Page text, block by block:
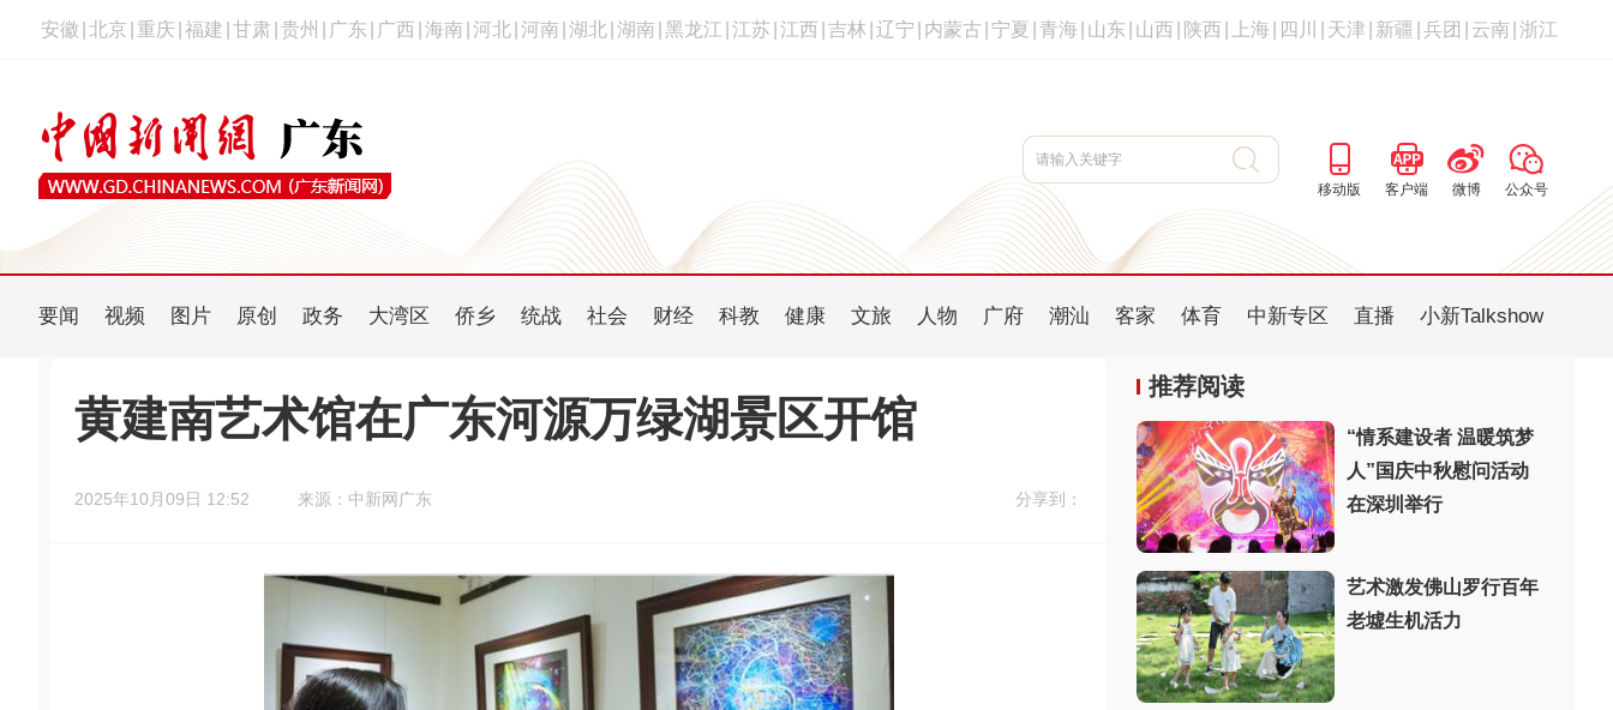
安徽 北京 重庆 福建 甘肃 贵州 广东 广西 海南 河北 河南 湖北 湖南 黑龙江 江苏 江西 吉林 辽宁 内蒙古 宁夏 青海 山东 山西 陕西 上海 四川 天津 新疆 兵团 云南 浙江
移动版 客户端 微博 公众号
要闻 视频 图片 原创 政务 大湾区 侨乡 统战 社会 财经 科教 健康 文旅 人物 广府 潮汕 客家 体育 中新专区 直播 小新Talkshow
黄建南艺术馆在广东河源万绿湖景区开馆
2025年10月09日 12:52 来源：中新网广东 分享到：
推荐阅读
“情系建设者 温暖筑梦
人”国庆中秋慰问活动
在深圳举行
艺术激发佛山罗行百年
老墟生机活力